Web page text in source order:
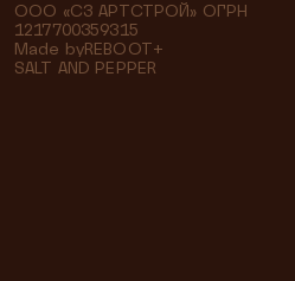
ООО «СЗ АРТСТРОЙ» ОГРН
1217700359315
Made byREBOOT+
SALT AND PEPPER